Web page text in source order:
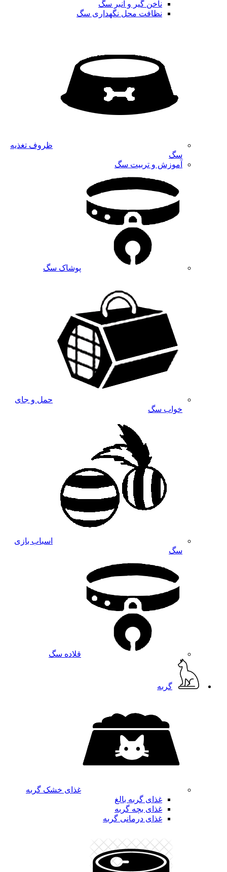
ناخن گیر و انبر سگ
نظافت محل نگهداری سگ
ظروف تغذیه
سگ
آموزش و تربیت سگ
پوشاک سگ
حمل و جای
خواب سگ
اسباب بازی
سگ
قلاده سگ
گربه
غذای خشک گربه
غذای گربه بالغ
غذای بچه گربه
غذای درمانی گربه